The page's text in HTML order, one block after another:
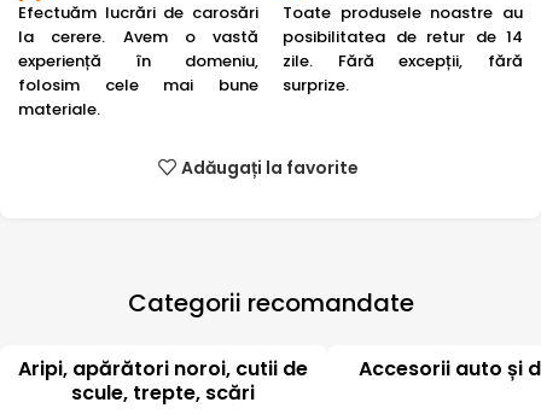
Efectuăm lucrări de carosări
la cerere. Avem o vastă
experiență în domeniu,
folosim cele mai bune
materiale.
Toate produsele noastre au
posibilitatea de retur de 14
zile. Fără excepții, fără
surprize.
Adăugați la favorite
Categorii recomandate
Aripi, apărători noroi, cutii de
scule, trepte, scări
Accesorii auto și